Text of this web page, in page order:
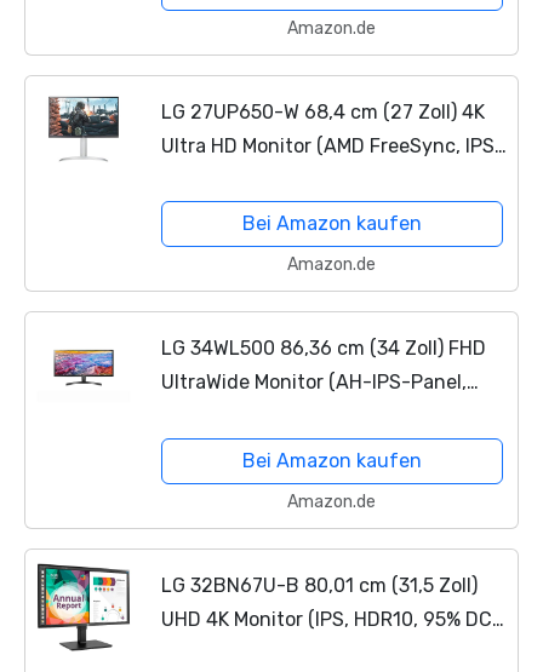
Amazon.de
LG 27UP650-W 68,4 cm (27 Zoll) 4K
Ultra HD Monitor (AMD FreeSync, IPS-
Schwarz
Bei Amazon kaufen
Amazon.de
LG 34WL500 86,36 cm (34 Zoll) FHD
UltraWide Monitor (AH-IPS-Panel,
Bei Amazon kaufen
Amazon.de
LG 32BN67U-B 80,01 cm (31,5 Zoll)
UHD 4K Monitor (IPS, HDR10, 95% DCI-